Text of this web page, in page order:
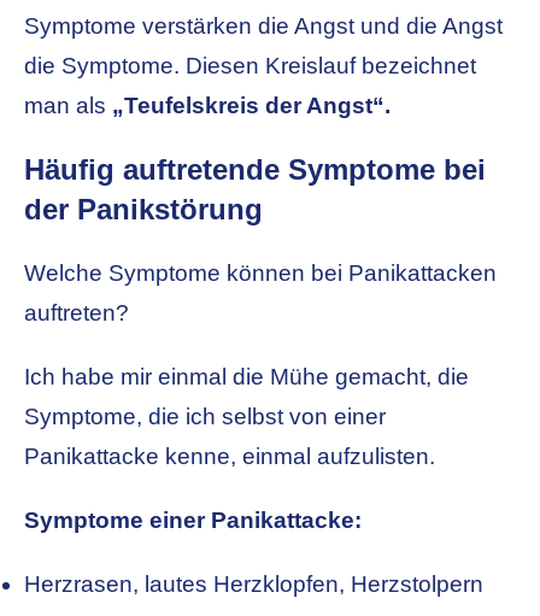
Symptome verstärken die Angst und die Angst
die Symptome. Diesen Kreislauf bezeichnet
man als „Teufelskreis der Angst“.
Häufig auftretende Symptome bei
der Panikstörung
Welche Symptome können bei Panikattacken
auftreten?
Ich habe mir einmal die Mühe gemacht, die
Symptome, die ich selbst von einer
Panikattacke kenne, einmal aufzulisten.
Symptome einer Panikattacke:
Herzrasen, lautes Herzklopfen, Herzstolpern